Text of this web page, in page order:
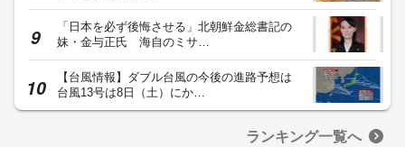
「日本を必ず後悔させる」北朝鮮金総書記の
妹・金与正氏 海自のミサ…
【台風情報】ダブル台風の今後の進路予想は
台風13号は8日（土）にか…
ランキング一覧へ